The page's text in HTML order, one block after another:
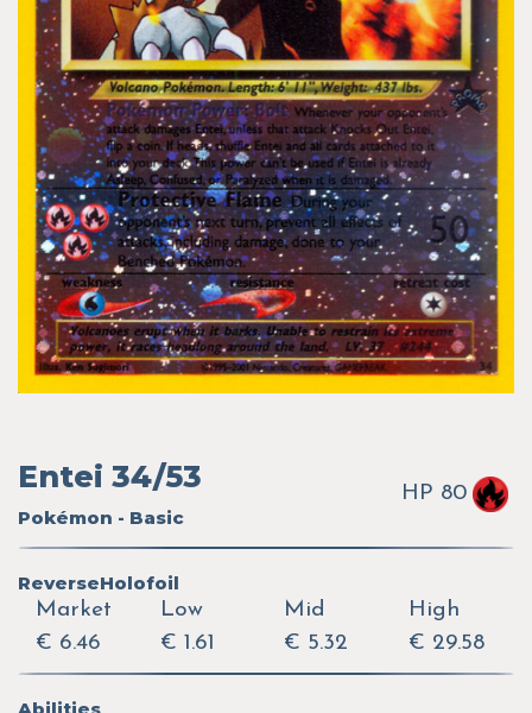
Entei 34/53
Pokémon - Basic
HP 80
ReverseHolofoil
Market
€ 6.46
Low
€ 1.61
Mid
€ 5.32
High
€ 29.58